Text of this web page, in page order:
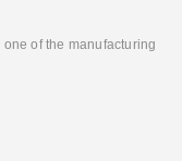
of the manufacturing